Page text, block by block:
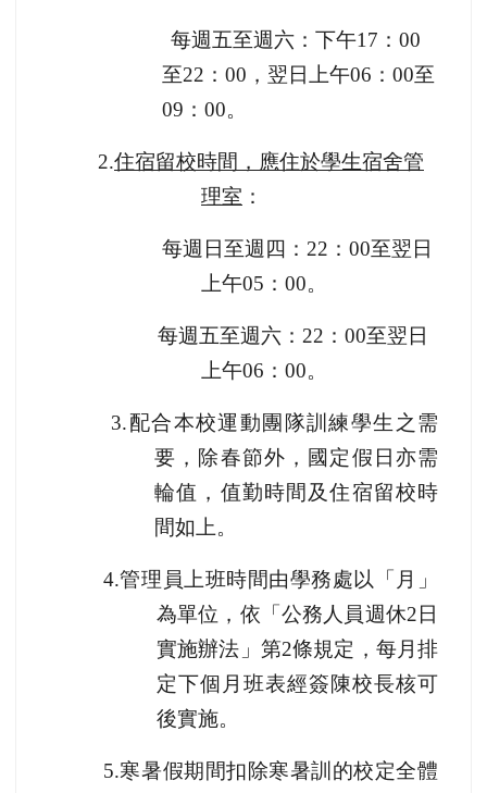
每週五至週六：下午17 ： 00
至22 ： 00 ，翌日上午06 ： 00至
09 ： 00。
2.住宿留校時間，應住於學生宿舍管
理室 ：
每週日至週四： 22 ： 00至翌日
上午05 ： 00。
每週五至週六： 22 ： 00至翌日
上午06 ： 00。
3.配合本校運動團隊訓練學生之需
要，除春節外，國定假日亦需
輪值，值勤時間及住宿留校時
間如上。
4.管理員上班時間由學務處以「月」
為單位，依「公務人員週休2 日
實施辦法」第2條規定，每月排
定下個月班表經簽陳校長核可
後實施。
5.寒暑假期間扣除寒暑訓的校定全體